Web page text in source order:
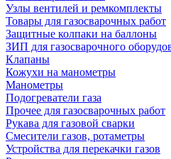
Узлы вентилей и ремкомплекты
Товары для газосварочных работ
Защитные колпаки на баллоны
ЗИП для газосварочного
Клапаны
Кожухи на манометры
Манометры
Подогреватели газа
Прочее для газосварочных работ
Рукава для газовой сварки
Смесители газов, ротаметры
Устройства для перекачки газов